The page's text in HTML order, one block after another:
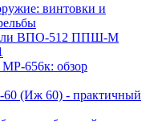
винтовки и
ВПО-512 ППШ-М
656к: обзор
60 (Иж 60) - практичный